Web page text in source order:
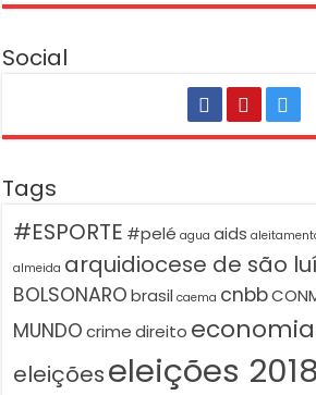
Social
Tags
#ESPORTE #pelé agua aids
almeida arquidiocese de são
BOLSONARO brasil caema cnbb
MUNDO crime direito economia
eleiçõeseleições 2018